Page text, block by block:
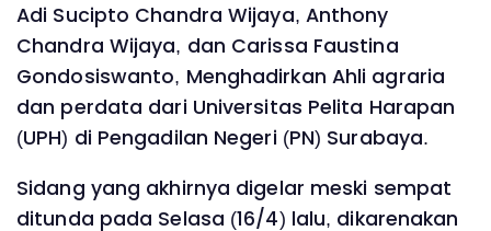
Adi Sucipto Chandra Wijaya, Anthony
Chandra Wijaya, dan Carissa Faustina
Gondosiswanto, Menghadirkan Ahli agraria
dan perdata dari Universitas Pelita Harapan
(UPH) di Pengadilan Negeri (PN) Surabaya.
Sidang yang akhirnya digelar meski sempat
ditunda pada Selasa (16/4) lalu, dikarenakan